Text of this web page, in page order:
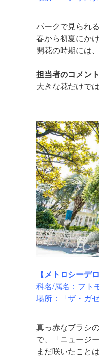
パークで見られ
春から初夏にか
開花の時期には
担当者のコメント
大きな花だけで
【メトロシーデ
科名/属名：フト
場所：「ザ・ガ
真っ赤なブラシ
で、「ニュージ
まだ咲いたこと